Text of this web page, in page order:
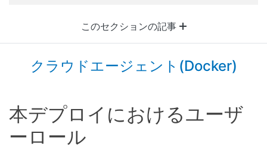
CloudWAN
Overview
CloudWAN
Features
Insights
モバイルエージ
ェントのダウン
ロード
このセクションの記事
クラウドエージェント(Docker)
本デプロイにおけるユーザ
ーロール